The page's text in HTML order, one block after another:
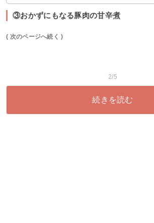
③おかずにもなる豚肉の甘辛煮
( 次のページへ続く )
2/5
続きを読む